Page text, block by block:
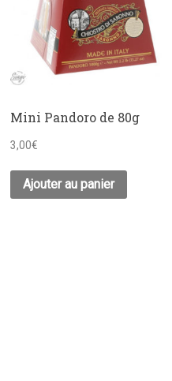
Mini Pandoro de 80g
3,00€
Ajouter au panier